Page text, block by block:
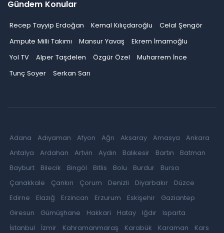
Gündem Konular
Recep Tayyip Erdoğan Kemal Kılıçdaroğlu
Celal Şengör
Ampute Milli Takımı
Mansur Yavaş
Ekrem İmamoğlu
Yol TV
Alper Taşdelen Özgür Özel
Muharrem İnce
Tunç Soyer
Serkan Sarı
Adana Adıyaman Afyon Ağrı Aksaray Amasya
Ankara
Antalya
Ardahan Artvin Aydın Balıkesir Bartın
Batman
Bayburt
Bilecik Bingöl Bitlis Bolu Burdur
Bursa
Çanakkale
Çankırı Çorum Denizli Diyarbakır
Düzce
Edirne
Elazığ Erzincan Erzurum Eskişehir
Gaziantep
Giresun
Gümüşhane Hakkari Hatay Iğdır
Isparta
İstanbul
İzmir Kahramanmaraş Karabük Karaman
Kars